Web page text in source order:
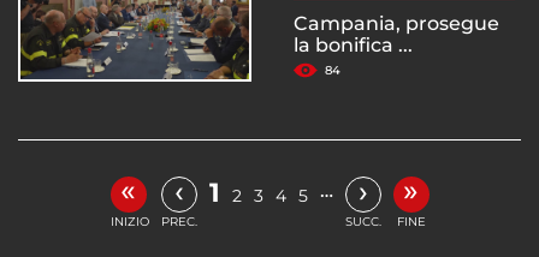
Campania, prosegue
la bonifica ...
84
«
INIZIO
‹
PREC.
1 2 3 4 5 … ›
SUCC.
»
FINE